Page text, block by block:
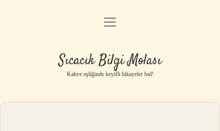
Anasayfa
Yasal Uyarı
menüyü
Sıcacık Bilgi Molası
Kahve eşliğinde keyifli hikayeler bul!